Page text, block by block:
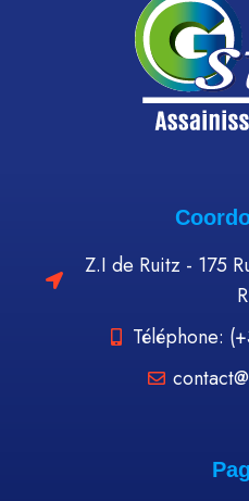
Z.I de Ruitz - 175
Téléphone: